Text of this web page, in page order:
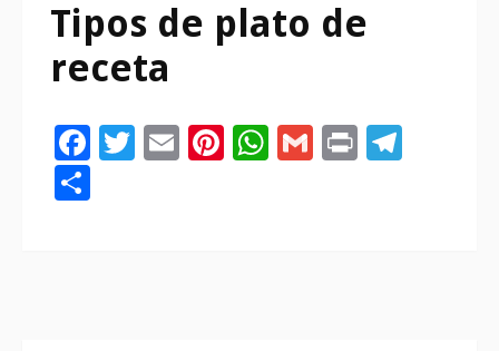
Tipos de plato de
receta
Facebook
Twitter
EmailPinterest
WhatsApp
Gmail
Print